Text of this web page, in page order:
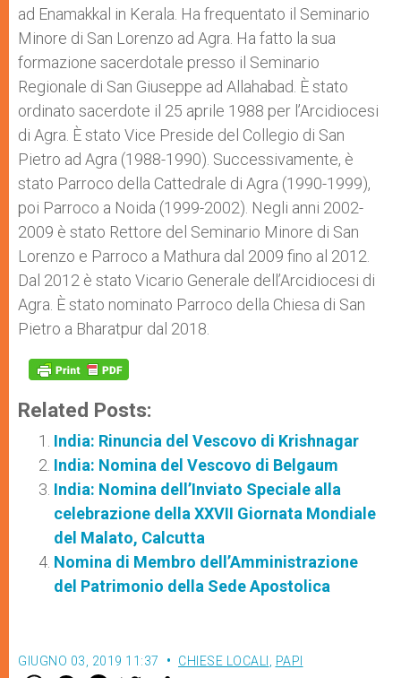
ad Enamakkal in Kerala. Ha frequentato il Seminario
Minore di San Lorenzo ad Agra. Ha fatto la sua
formazione sacerdotale presso il Seminario
Regionale di San Giuseppe ad Allahabad. È stato
ordinato sacerdote il 25 aprile 1988 per l’Arcidiocesi
di Agra. È stato Vice Preside del Collegio di San
Pietro ad Agra (1988-1990). Successivamente, è
stato Parroco della Cattedrale di Agra (1990-1999),
poi Parroco a Noida (1999-2002). Negli anni 2002-
2009 è stato Rettore del Seminario Minore di San
Lorenzo e Parroco a Mathura dal 2009 fino al 2012.
Dal 2012 è stato Vicario Generale dell’Arcidiocesi di
Agra. È stato nominato Parroco della Chiesa di San
Pietro a Bharatpur dal 2018.
Related Posts:
India: Rinuncia del Vescovo di Krishnagar
India: Nomina del Vescovo di Belgaum
India: Nomina dell’Inviato Speciale alla
celebrazione della XXVII Giornata Mondiale
del Malato, Calcutta
Nomina di Membro dell’Amministrazione
del Patrimonio della Sede Apostolica
GIUGNO 03, 2019 11:37 CHIESE LOCALI PAPI